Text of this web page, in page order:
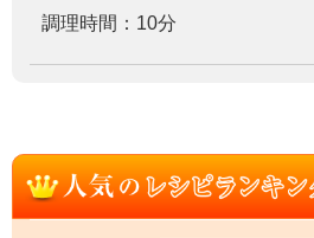
調理時間：10分